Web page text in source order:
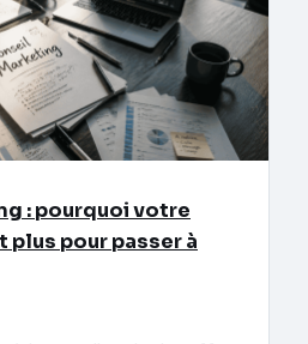
: pourquoi votre
pour passer à